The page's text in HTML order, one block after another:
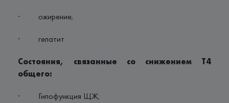
· ожирение;
· гепатит
Состояния, связанные со снижением Т4
общего:
· Гипофункция ЩЖ;